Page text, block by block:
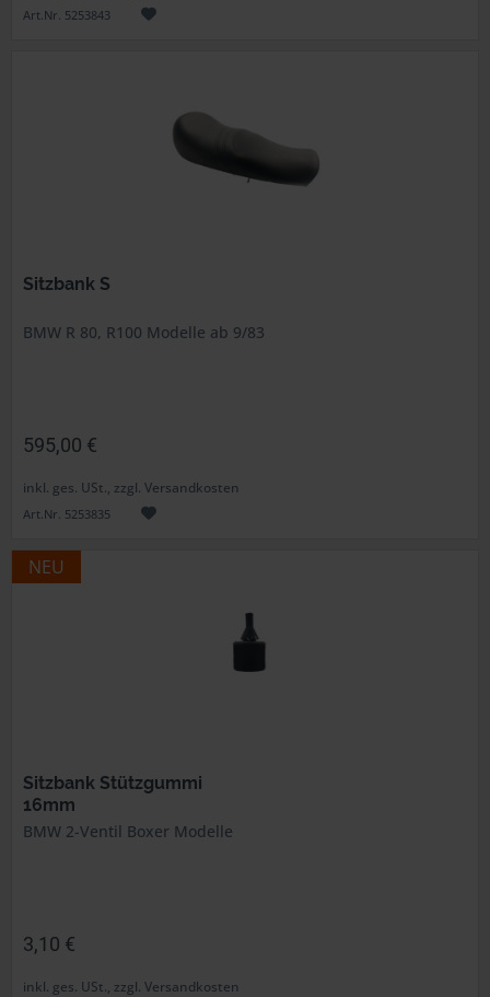
Art.Nr. 5253843
Sitzbank S
BMW R 80, R100 Modelle ab 9/83
595,00 €
inkl. ges. USt., zzgl. Versandkosten
Art.Nr. 5253835
NEU
Sitzbank Stützgummi
16mm
BMW 2-Ventil Boxer Modelle
3,10 €
inkl. ges. USt., zzgl. Versandkosten